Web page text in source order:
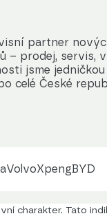
partner
– prodej, servis,
jsme
celé České
VolvoXpengBYD
charakter. Tato